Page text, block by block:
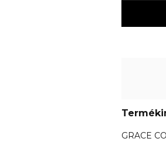
GRACE